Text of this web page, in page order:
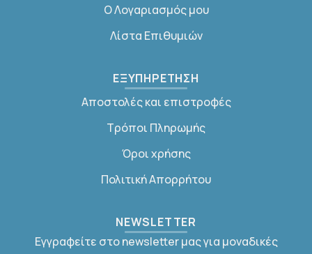
Ο Λογαριασμός μου
Λίστα Επιθυμιών
ΕΞΥΠΗΡΕΤΗΣΗ
Αποστολές και επιστροφές
Τρόποι Πληρωμής
Όροι χρήσης
Πολιτική Απορρήτου
NEWSLETTER
Εγγραφείτε στο newsletter μας για μοναδικές